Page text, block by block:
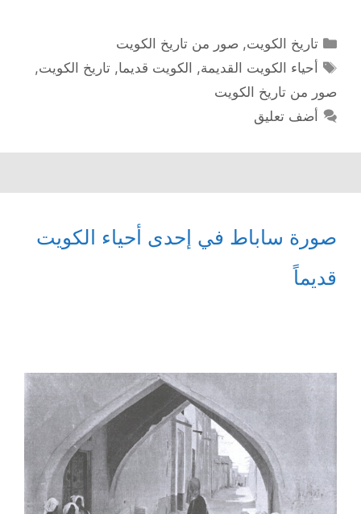
التصنيفات
تاريخ الكويت, صور من تاريخ الكويت
الوسوم
أحياء الكويت القديمة, الكويت قديما,تاريخ الكويت,
صور من تاريخ الكويت
أضف تعليق
صورة ساباط في إحدى أحياء الكويت
قديماً